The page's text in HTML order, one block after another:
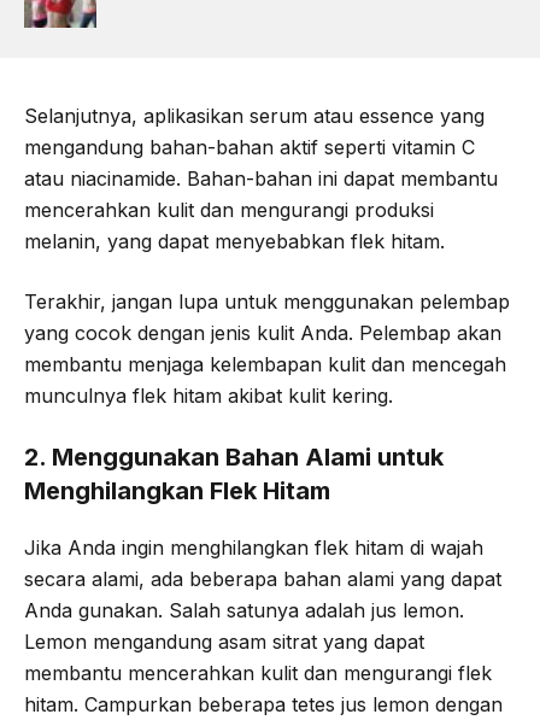
Selanjutnya, aplikasikan serum atau essence yang
mengandung bahan-bahan aktif seperti vitamin C
atau niacinamide. Bahan-bahan ini dapat membantu
mencerahkan kulit dan mengurangi produksi
melanin, yang dapat menyebabkan flek hitam.
Terakhir, jangan lupa untuk menggunakan pelembap
yang cocok dengan jenis kulit Anda. Pelembap akan
membantu menjaga kelembapan kulit dan mencegah
munculnya flek hitam akibat kulit kering.
2. Menggunakan Bahan Alami untuk
Menghilangkan Flek Hitam
Jika Anda ingin menghilangkan flek hitam di wajah
secara alami, ada beberapa bahan alami yang dapat
Anda gunakan. Salah satunya adalah jus lemon.
Lemon mengandung asam sitrat yang dapat
membantu mencerahkan kulit dan mengurangi flek
hitam. Campurkan beberapa tetes jus lemon dengan